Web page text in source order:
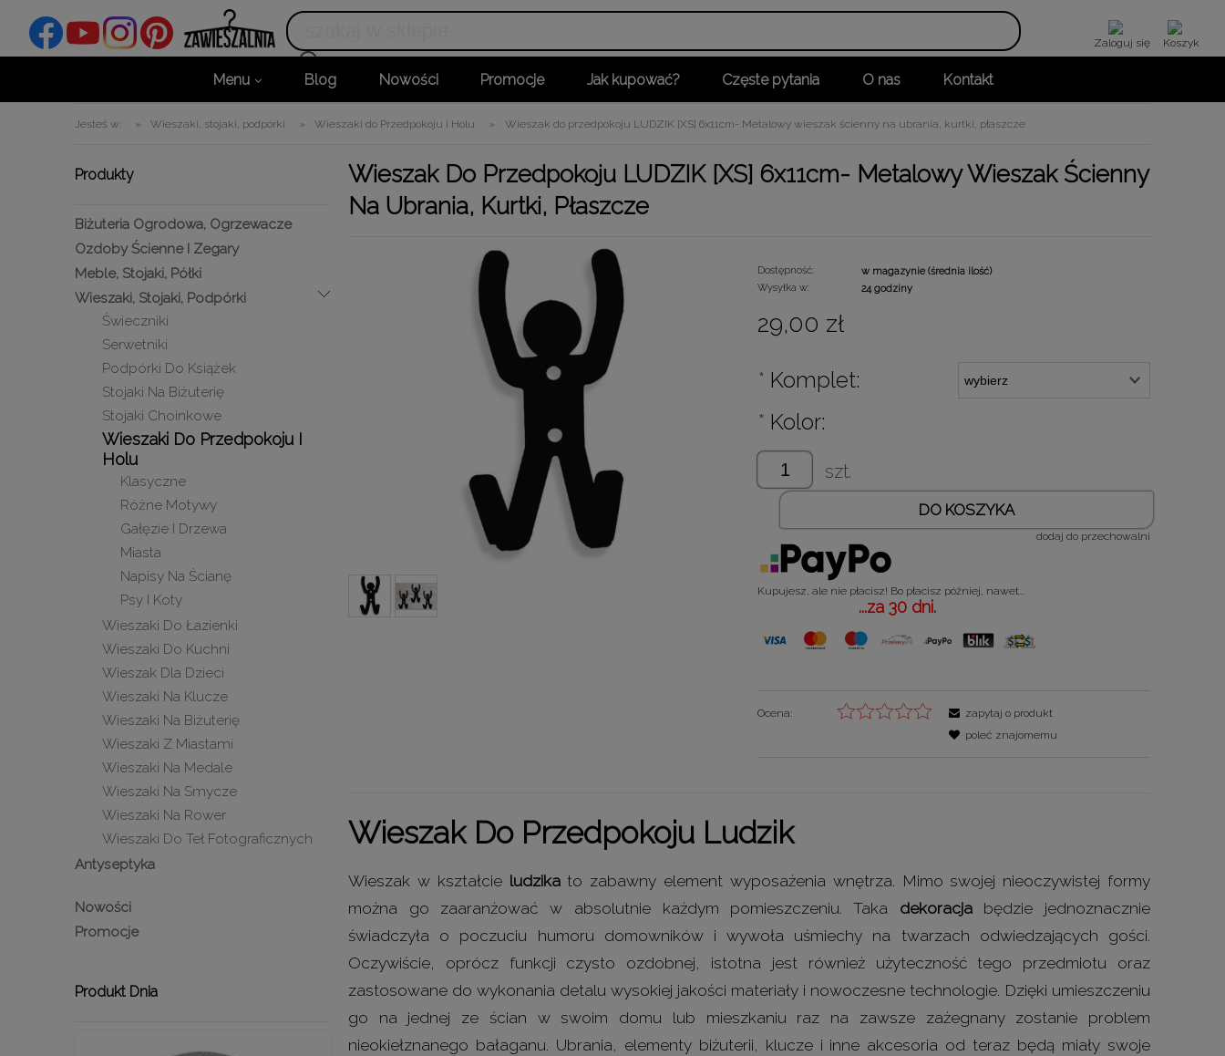
Zaloguj się Koszyk
Menu Blog Nowości Promocje Jak kupować? Częste pytania O nas Kontakt
Jesteś w: » Wieszaki, stojaki, podpórki » Wieszaki do Przedpokoju i Holu » Wieszak do przedpokoju LUDZIK [XS] 6x11cm- Metalowy wieszak ścienny na ubrania, kurtki, płaszcze
Produkty
Biżuteria Ogrodowa, Ogrzewacze
Ozdoby Ścienne I Zegary
Meble, Stojaki, Półki
Wieszaki, Stojaki, Podpórki
Świeczniki
Serwetniki
Podpórki Do Książek
Stojaki Na Biżuterię
Stojaki Choinkowe
Wieszaki Do Przedpokoju I
Holu
Klasyczne
Różne Motywy
Gałęzie I Drzewa
Miasta
Napisy Na Ścianę
Psy I Koty
Wieszaki Do Łazienki
Wieszaki Do Kuchni
Wieszak Dla Dzieci
Wieszaki Na Klucze
Wieszaki Na Biżuterię
Wieszaki Z Miastami
Wieszaki Na Medale
Wieszaki Na Smycze
Wieszaki Na Rower
Wieszaki Do Teł Fotograficznych
Antyseptyka
Nowości
Promocje
Produkt Dnia
Wieszak Do Przedpokoju LUDZIK [XS] 6x11cm- Metalowy Wieszak Ścienny
Na Ubrania, Kurtki, Płaszcze
Dostępność:
w magazynie (średnia ilość)
Wysyłka w:
24 godziny
29,00 zł
* Komplet:
* Kolor:
szt.
DO KOSZYKA
dodaj do przechowalni
Kupujesz, ale nie płacisz! Bo płacisz później, nawet...
...za 30 dni.
Ocena:
zapytaj o produkt
poleć znajomemu
Wieszak Do Przedpokoju Ludzik
Wieszak w kształcie ludzikato zabawny element wyposażenia wnętrza. Mimo swojej nieoczywistej formy
można go zaaranżować w absolutnie każdym pomieszczeniu. Taka dekoracjabędzie jednoznacznie
świadczyła o poczuciu humoru domowników i wywoła uśmiechy na twarzach odwiedzających gości.
Oczywiście, oprócz funkcji czysto ozdobnej, istotna jest również użyteczność tego przedmiotu oraz
zastosowane do wykonania detalu wysokiej jakości materiały i nowoczesne technologie. Dzięki umieszczeniu
go na jednej ze ścian w swoim domu lub mieszkaniu raz na zawsze zażegnany zostanie problem
nieokiełznanego bałaganu. Ubrania, elementy biżuterii, klucze i inne akcesoria od teraz będą miały swoje